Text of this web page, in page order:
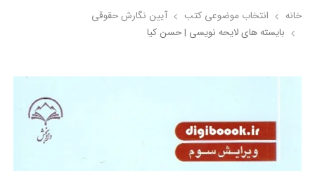
خانه انتخاب​ موضوعي​ کتب
آیین نگارش حقوقی
بایسته های لایحه نویسی | حسن کیا